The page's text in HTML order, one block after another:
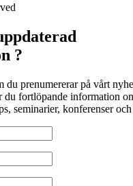
?
du prenumererar på vårt
du fortlöpande information
seminarier, konferenser